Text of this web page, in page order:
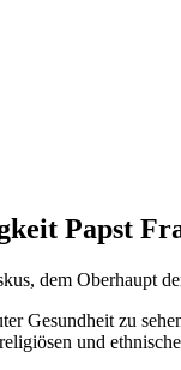
Papst
dem Oberhaupt
Gesundheit zu
und